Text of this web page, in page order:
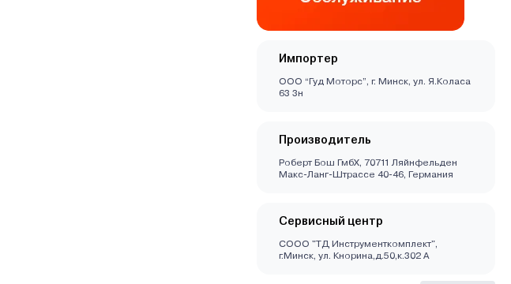
Импортер
ООО “Гуд Моторс”, г. Минск, ул. Я.Коласа
63 3н
Производитель
Роберт Бош ГмбХ, 70711 Ляйнфельден
Макс-Ланг-Штрассе 40-46, Германия
Сервисный центр
СООО "ТД Инструменткомплект",
г.Минск, ул. Кнорина,д.50,к.302 А